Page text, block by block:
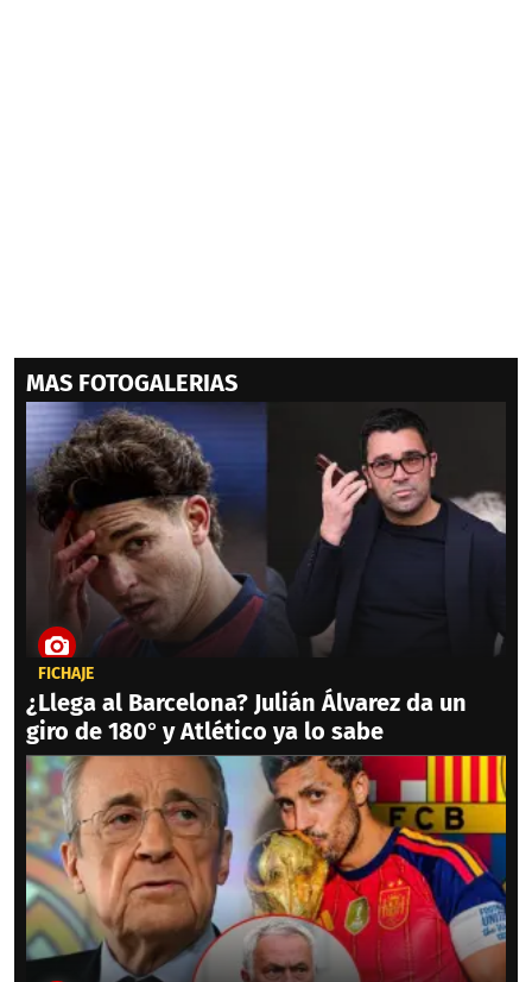
MAS FOTOGALERIAS
FICHAJE
¿Llega al Barcelona? Julián Álvarez da un
giro de 180° y Atlético ya lo sabe